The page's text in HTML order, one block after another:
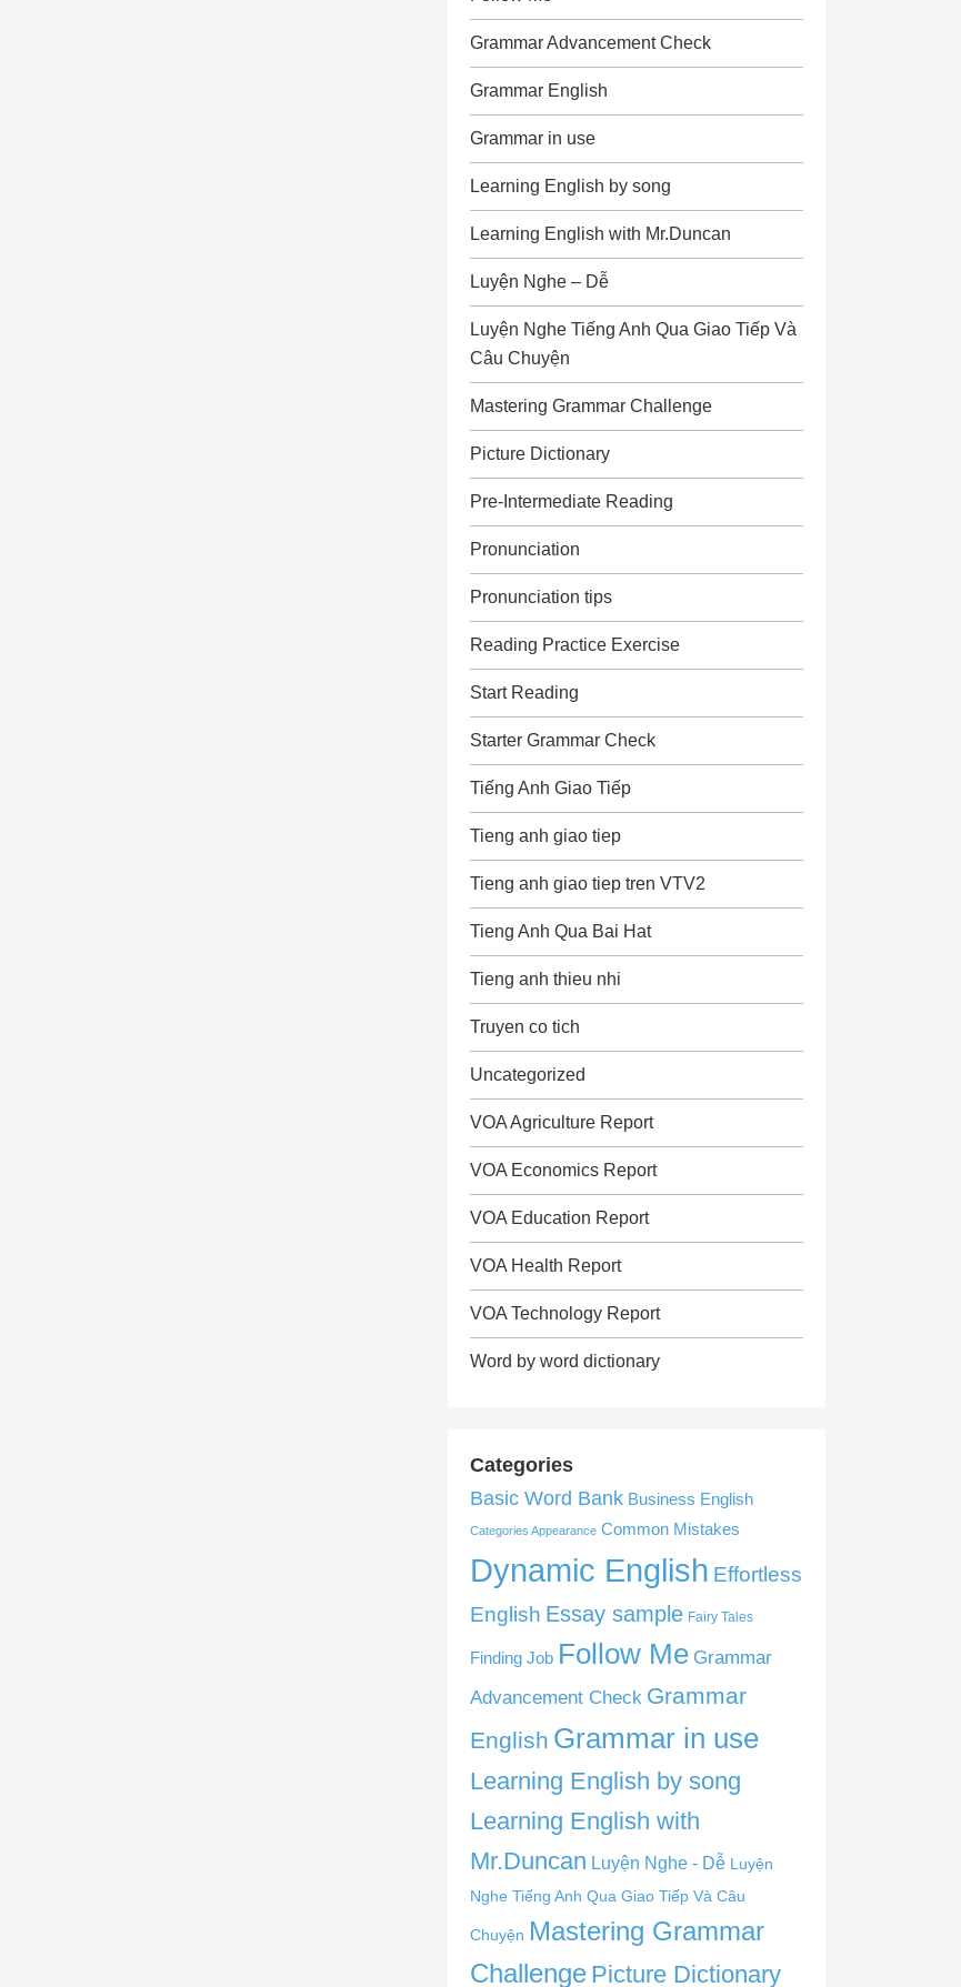
Grammar Advancement Check
Grammar English
Grammar in use
Learning English by song
Learning English with Mr.Duncan
Luyện Nghe – Dễ
Luyện Nghe Tiếng Anh Qua Giao Tiếp Và
Câu Chuyện
Mastering Grammar Challenge
Picture Dictionary
Pre-Intermediate Reading
Pronunciation
Pronunciation tips
Reading Practice Exercise
Start Reading
Starter Grammar Check
Tiếng Anh Giao Tiếp
Tieng anh giao tiep
Tieng anh giao tiep tren VTV2
Tieng Anh Qua Bai Hat
Tieng anh thieu nhi
Truyen co tich
Uncategorized
VOA Agriculture Report
VOA Economics Report
VOA Education Report
VOA Health Report
VOA Technology Report
Word by word dictionary
Categories
Basic Word Bank Business English
Categories Appearance Common Mistakes
Dynamic English Effortless
English Essay sample Fairy Tales
Finding Job Follow Me Grammar
Advancement Check Grammar
English Grammar in use
Learning English by song
Learning English with
Mr.Duncan Luyện Nghe - Dễ Luyện
Nghe Tiếng Anh Qua Giao Tiếp Và Câu
Chuyện Mastering Grammar
Challenge Picture Dictionary